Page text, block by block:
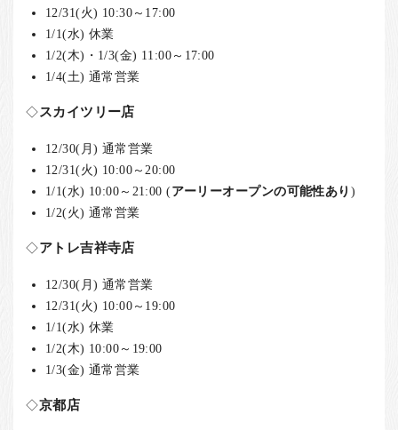
12/31(火) 10:30～17:00
1/1(水) 休業
1/2(木)・1/3(金) 11:00～17:00
1/4(土) 通常営業
◇スカイツリー店
12/30(月) 通常営業
12/31(火) 10:00～20:00
1/1(水) 10:00～21:00 (アーリーオープンの可能性あり )
1/2(火) 通常営業
◇アトレ吉祥寺店
12/30(月) 通常営業
12/31(火) 10:00～19:00
1/1(水) 休業
1/2(木) 10:00～19:00
1/3(金) 通常営業
◇京都店